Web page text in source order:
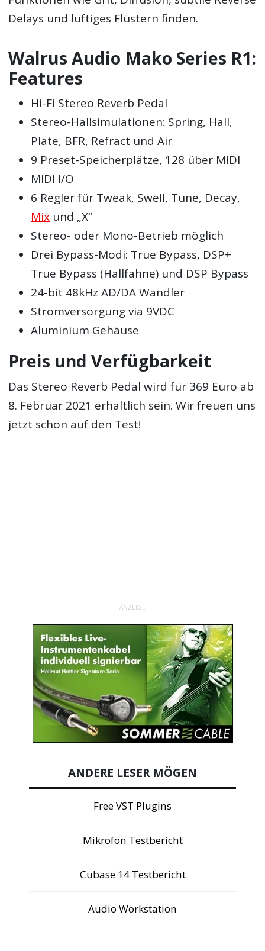
Delays und luftiges Flüstern finden.
Walrus Audio Mako Series R1:
Features
Hi-Fi Stereo Reverb Pedal
Stereo-Hallsimulationen: Spring, Hall,
Plate, BFR, Refract und Air
9 Preset-Speicherplätze, 128 über MIDI
MIDI I/O
6 Regler für Tweak, Swell, Tune, Decay,
Mix und „X“
Stereo- oder Mono-Betrieb möglich
Drei Bypass-Modi: True Bypass, DSP+
True Bypass (Hallfahne) und DSP Bypass
24-bit 48kHz AD/DA Wandler
Stromversorgung via 9VDC
Aluminium Gehäuse
Preis und Verfügbarkeit
Das Stereo Reverb Pedal wird für 369 Euro ab
8. Februar 2021 erhältlich sein. Wir freuen uns
jetzt schon auf den Test!
ANZEIGE
ANDERE LESER MÖGEN
Free VST Plugins
Mikrofon Testbericht
Cubase 14 Testbericht
Audio Workstation